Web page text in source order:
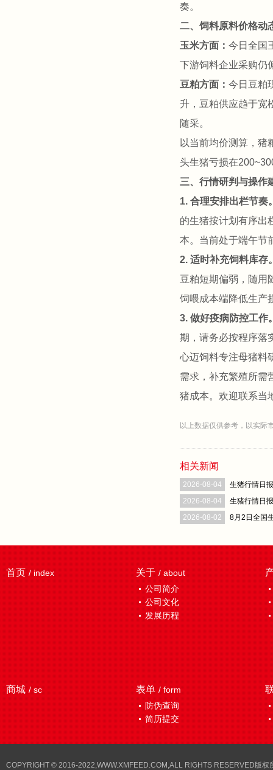
奏。
二、饲料原料价格动
玉米方面： 今日全国
下游饲料企业采购仍
豆粕方面： 今日豆粕
升，豆粕供应趋于宽
随采。
以当前均价测算，猪
头生猪亏损在
三、行情研判与操作
1. 合理安排出栏节奏
的生猪按计划有序出
本。当前处于端午节
2. 适时补充饲料库存
豆粕短期偏弱，随用
饲喂成本端降低生产
3. 做好疫病防控工作
期，请务必按程序落
心迈饲料专注母猪料
需求，补充繁殖所需
猪成本。欢迎联系当
以上数据仅供参考，以实际
相关新闻
2026-08-04
生猪行情日
2026-08-04
生猪行情日
2026-08-02
首页 / index 关于 / about
公司简介
公司文化
发展历程
商城 / sc 表单 / form
防伪查询
简历提交
COPYRIGHT © 2016-2022,WWW.XMFEED.COM,ALL RIGHTS RESERVED版